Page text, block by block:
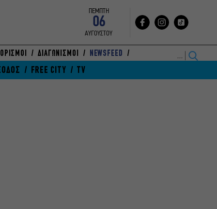
ΠΕΜΠΤΗ
06
ΑΥΓΟΥΣΤΟΥ
ΔΙΑΓΩΝΙΣΜΟΙ NEWSFEED
FREE CITY TV